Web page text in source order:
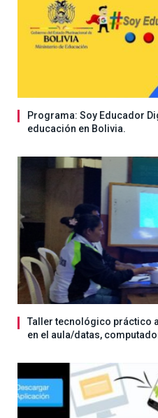
Programa: Soy Educador
educación en Bolivia.
Taller tecnológico práctico
en el aula/datas,